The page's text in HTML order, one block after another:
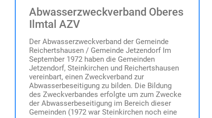
Abwasserzweckverband Oberes
Ilmtal AZV
Der Abwasserzweckverband der Gemeinde
Reichertshausen / Gemeinde Jetzendorf Im
September 1972 haben die Gemeinden
Jetzendorf, Steinkirchen und Reichertshausen
vereinbart, einen Zweckverband zur
Abwasserbeseitigung zu bilden. Die Bildung
des Zweckverbandes erfolgte um zum Zwecke
der Abwasserbeseitigung im Bereich dieser
Gemeinden (1972 war Steinkirchen noch eine